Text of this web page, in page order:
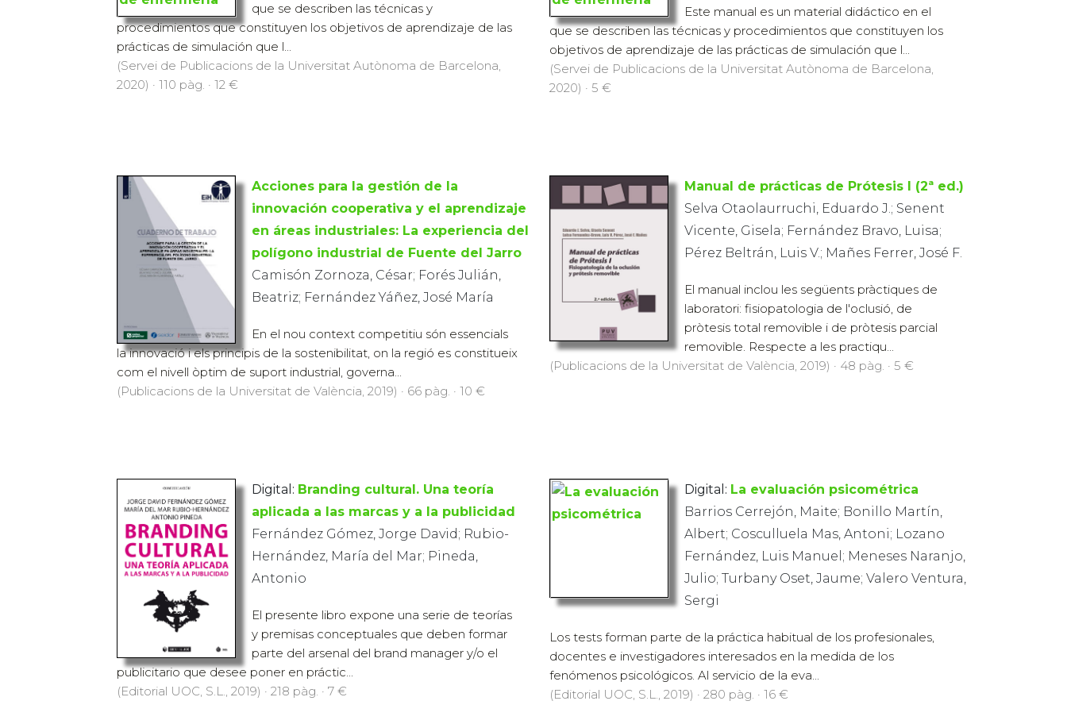
que se describen las técnicas y
procedimientos que constituyen los objetivos de aprendizaje de las
prácticas de simulación que l...
(Servei de Publicacions de la Universitat Autònoma de Barcelona,
2020) · 110 pàg. · 12 €
Este manual es un material didáctico en el
que se describen las técnicas y procedimientos que constituyen los
objetivos de aprendizaje de las prácticas de simulación que l...
(Servei de Publicacions de la Universitat Autònoma de Barcelona,
2020) · 5 €
Acciones para la gestión de la
innovación cooperativa y el aprendizaje
en áreas industriales: La experiencia del
polígono industrial de Fuente del Jarro
Camisón Zornoza, César; Forés Julián,
Beatriz; Fernández Yáñez, José María
En el nou context competitiu són essencials
la innovació i els principis de la sostenibilitat, on la regió es constitueix
com el nivell òptim de suport industrial, governa...
(Publicacions de la Universitat de València, 2019) · 66 pàg. · 10 €
Manual de prácticas de Prótesis I (2ª ed.)
Selva Otaolaurruchi, Eduardo J.; Senent
Vicente, Gisela; Fernández Bravo, Luisa;
Pérez Beltrán, Luis V.; Mañes Ferrer, José F.
El manual inclou les següents pràctiques de
laboratori: fisiopatologia de l'oclusió, de
pròtesis total removible i de pròtesis parcial
removible. Respecte a les practiqu...
(Publicacions de la Universitat de València, 2019) · 48 pàg. · 5 €
Digital: Branding cultural. Una teoría
aplicada a las marcas y a la publicidad
Fernández Gómez, Jorge David; Rubio-
Hernández, María del Mar; Pineda,
Antonio
El presente libro expone una serie de teorías
y premisas conceptuales que deben formar
parte del arsenal del brand manager y/o el
publicitario que desee poner en práctic...
(Editorial UOC, S.L., 2019) · 218 pàg. · 7 €
Digital: La evaluación psicométrica
Barrios Cerrejón, Maite; Bonillo Martín,
Albert; Cosculluela Mas, Antoni; Lozano
Fernández, Luis Manuel; Meneses Naranjo,
Julio; Turbany Oset, Jaume; Valero Ventura,
Sergi
Los tests forman parte de la práctica habitual de los profesionales,
docentes e investigadores interesados en la medida de los
fenómenos psicológicos. Al servicio de la eva...
(Editorial UOC, S.L., 2019) · 280 pàg. · 16 €